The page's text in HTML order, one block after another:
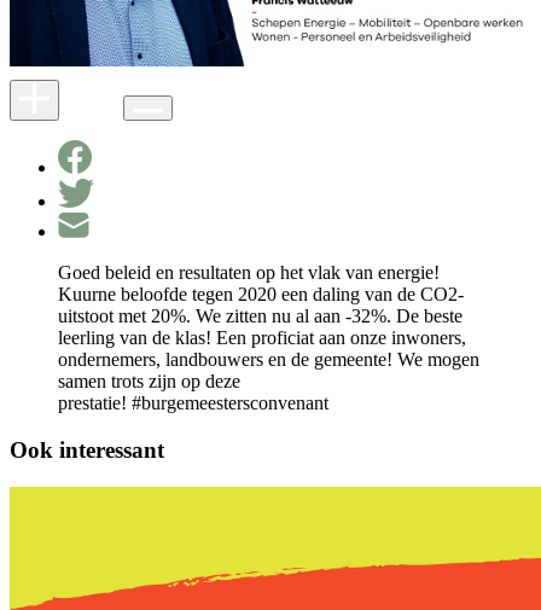
Goed beleid en resultaten op het vlak van energie!
Kuurne beloofde tegen 2020 een daling van de CO2-
uitstoot met 20%. We zitten nu al aan -32%. De beste
leerling van de klas! Een proficiat aan onze inwoners,
ondernemers, landbouwers en de gemeente! We mogen
samen trots zijn op deze
prestatie! #burgemeestersconvenant
Ook interessant